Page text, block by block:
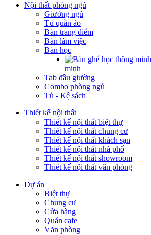
Nội thất phòng ngủ
Giường ngủ
Tủ quần áo
Bàn trang điểm
Bàn làm việc
Bàn học
minh
Tab đầu giường
Combo phòng ngủ
Tủ - Kệ sách
Thiết kế nội thất
Thiết kế nội thất biệt thự
Thiết kế nội thất chung cư
Thiết kế nội thất khách sạn
Thiết kế nội thất nhà phố
Thiết kế nội thất showroom
Thiết kế nội thất văn phòng
Dự án
Biệt thự
Chung cư
Cửa hàng
Quán cafe
Văn phòng